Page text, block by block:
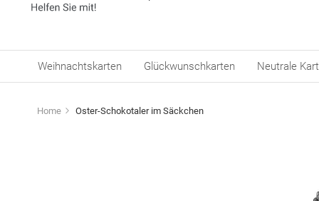
Weihnachtskarten Glückwunschkarten Neutrale
Home Oster-Schokotaler im Säckchen